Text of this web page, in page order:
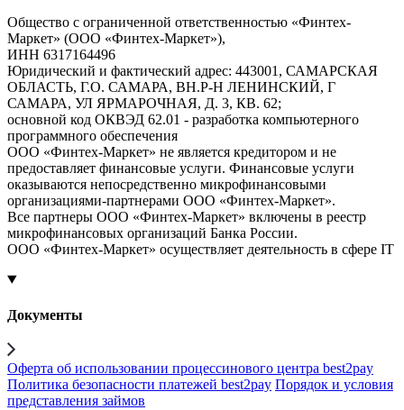
Общество с ограниченной ответственностью «Финтех-
Маркет» (ООО «Финтех-Маркет»),
ИНН 6317164496
Юридический и фактический адрес: 443001, САМАРСКАЯ
ОБЛАСТЬ, Г.О. САМАРА, ВН.Р-Н ЛЕНИНСКИЙ, Г
САМАРА, УЛ ЯРМАРОЧНАЯ, Д. 3, КВ. 62;
основной код ОКВЭД 62.01 - разработка компьютерного
программного обеспечения
ООО «Финтех-Маркет» не является кредитором и не
предоставляет финансовые услуги. Финансовые услуги
оказываются непосредственно микрофинансовыми
организациями-партнерами ООО «Финтех-Маркет».
Все партнеры ООО «Финтех-Маркет» включены в реестр
микрофинансовых организаций Банка России.
ООО «Финтех-Маркет» осуществляет деятельность в сфере IT
Документы
Оферта об использовании процессинового центра best2pay
Политика безопасности платежей best2pay Порядок и условия
представления займов